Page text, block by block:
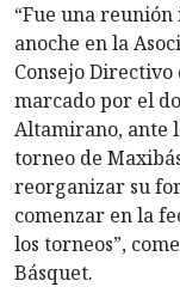
“Fue una
anoche en la
Consejo
marcado por el
Altamirano, ante
torneo de
reorganizar su
comenzar en la
los torneos”,
Básquet.